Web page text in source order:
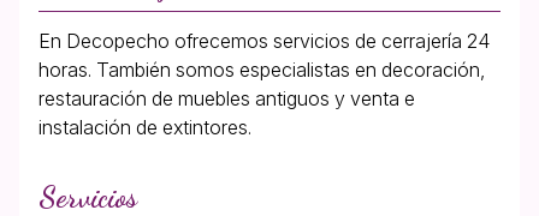
En Decopecho ofrecemos servicios de cerrajería 24
horas. También somos especialistas en decoración,
restauración de muebles antiguos y venta e
instalación de extintores.
Servicios